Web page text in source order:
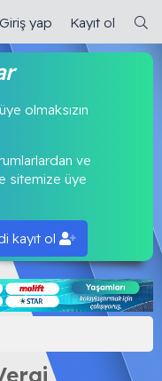
Giriş yap Kayıt ol
olmaksızın
ve
sitemize üye
kayıt ol